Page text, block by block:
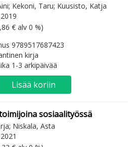
Kekoni, Taru; Kuusisto, Katja
hinta hinta
€ alv 0 %)
9789517687423
kirja
1-3 arkipäivää
Lisää koriin
sosiaalityössä
Niskala, Asta